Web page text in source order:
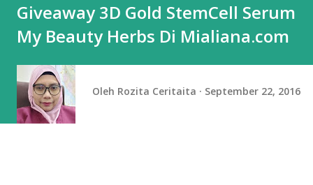
Giveaway 3D Gold StemCell Serum
My Beauty Herbs Di Mialiana.com
Oleh Rozita Ceritaita September 22, 2016